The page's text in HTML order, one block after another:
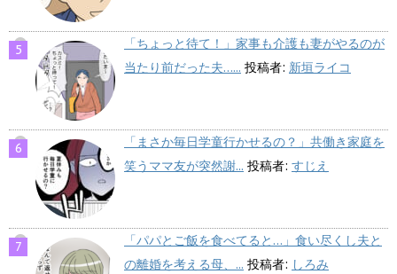
「ちょっと待て！」家事も介護も妻がやるのが
当たり前だった夫…... 投稿者: 新垣ライコ
「まさか毎日学童行かせるの？」共働き家庭を
笑うママ友が突然謝... 投稿者: すじえ
「パパとご飯を食べてると…」食い尽くし夫と
の離婚を考える母、... 投稿者: しろみ